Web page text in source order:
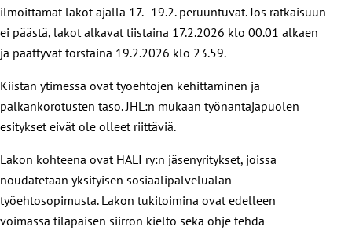
ilmoittamat lakot ajalla 17.–19.2. peruuntuvat. Jos ratkaisuun
ei päästä, lakot alkavat tiistaina 17.2.2026 klo 00.01 alkaen
ja päättyvät torstaina 19.2.2026 klo 23.59.
Kiistan ytimessä ovat työehtojen kehittäminen ja
palkankorotusten taso. JHL:n mukaan työnantajapuolen
esitykset eivät ole olleet riittäviä.
Lakon kohteena ovat HALI ry:n jäsenyritykset, joissa
noudatetaan yksityisen sosiaalipalvelualan
työehtosopimusta. Lakon tukitoimina ovat edelleen
voimassa tilapäisen siirron kielto sekä ohje tehdä